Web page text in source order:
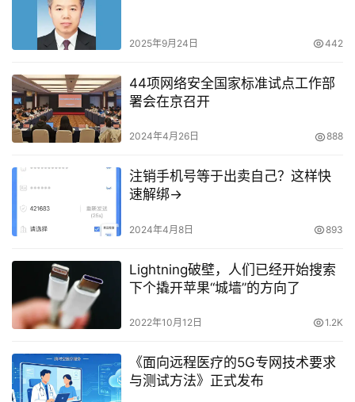
2025年9月24日 442
44项网络安全国家标准试点工作部
署会在京召开
2024年4月26日 888
注销手机号等于出卖自己？这样快
速解绑→
2024年4月8日 893
Lightning破壁，人们已经开始搜索
下个撬开苹果“城墙”的方向了
2022年10月12日 1.2K
《面向远程医疗的5G专网技术要求
与测试方法》正式发布